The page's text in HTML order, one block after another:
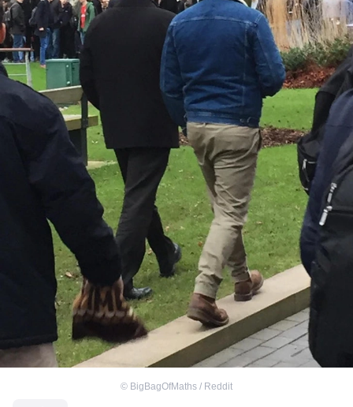
© BigBagOfMaths / Reddit